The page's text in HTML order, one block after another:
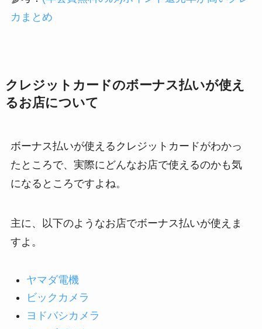
カまとめ
クレジットカードのボーナス払いが使え
るお店について
ボーナス払いが使えるクレジットカードがわかっ
たところで、実際にどんなお店で使えるのかも気
になるところですよね。
主に、以下のようなお店でボーナス払いが使えま
すよ。
ヤマダ電機
ビックカメラ
ヨドバシカメラ